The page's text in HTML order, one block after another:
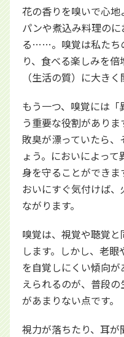
花の香りを嗅いで心
パンや煮込み料理の
る……。嗅覚は私たち
り、食べる楽しみを
（生活の質）に大きく
もう一つ、嗅覚には
う重要な役割があり
敗臭が漂っていたら
ょう。においによっ
身を守ることができ
おいにすぐ気付けば
ながります。
嗅覚は、視覚や聴覚
します。しかし、老
を自覚しにくい傾向
えられるのが、普段
があまりない点です。
視力が落ちたり、耳